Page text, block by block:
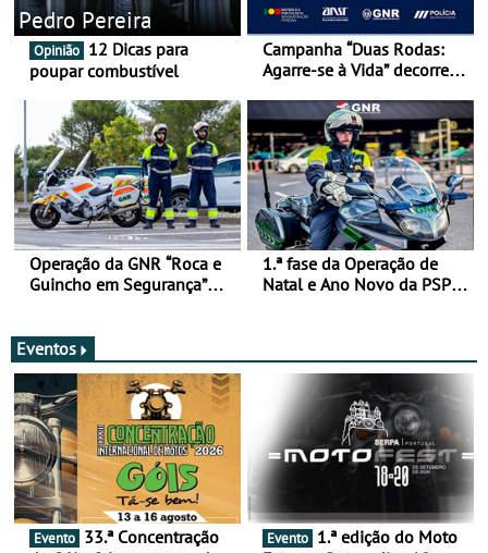
Pedro Pereira
Opinião
poupar combustível
Campanha “Duas Rodas:
Agarre-se à Vida” decorre
Operação da GNR “Roca e
Guincho em Segurança”
1.ª fase da Operação de
Natal e Ano Novo da PSP e
Eventos
Evento Evento